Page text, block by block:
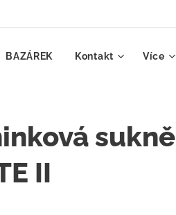
BAZÁREK Kontakt Více
sukně
II